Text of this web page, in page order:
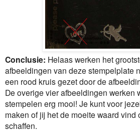
Conclusie: Helaas werken het
afbeeldingen van deze stempelplate
een rood kruis gezet door de
De overige vier afbeeldingen werken
stempelen erg mooi! Je kunt voor
maken of jij het de moeite waard vind
schaffen.